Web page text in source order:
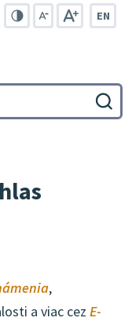
EN
,
a viac cez E-